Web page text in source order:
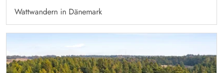
Wattwandern in Dänemark